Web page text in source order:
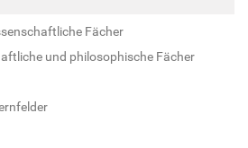
Fächer
und philosophische Fächer